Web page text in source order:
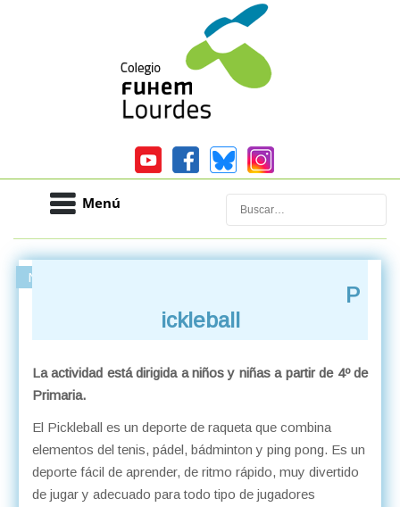
Menú Buscar
Nuestro centro
P
ickleball
La actividad está dirigida a niños y niñas a partir de 4º de
Primaria.
El Pickleball es un deporte de raqueta que combina
elementos del tenis, pádel, bádminton y ping pong. Es un
deporte fácil de aprender, de ritmo rápido, muy divertido
de jugar y adecuado para todo tipo de jugadores